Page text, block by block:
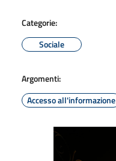
Categorie:
Sociale
Argomenti:
Accesso all'informazione